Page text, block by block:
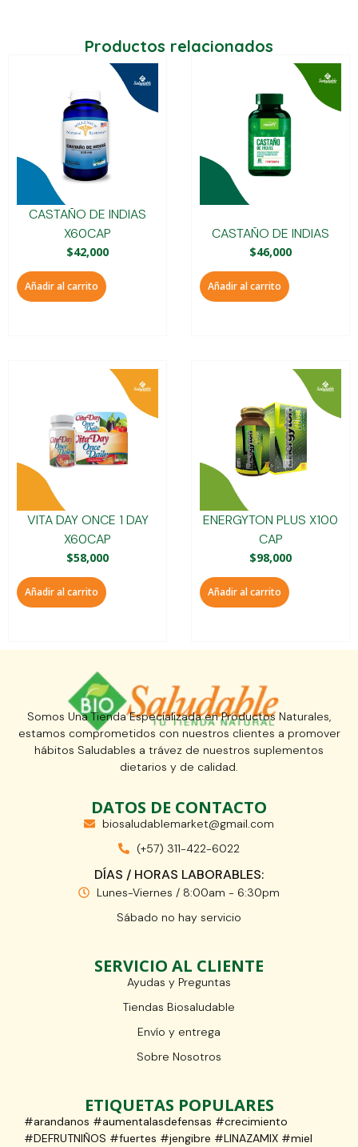
Productos relacionados
CASTAÑO DE INDIAS
X60CAP
$42,000
Añadir al carrito
CASTAÑO DE INDIAS
$46,000
Añadir al carrito
VITA DAY ONCE 1 DAY
X60CAP
$58,000
Añadir al carrito
ENERGYTON PLUS X100
CAP
$98,000
Añadir al carrito
Somos Una Tienda Especializada en Productos Naturales,
estamos comprometidos con nuestros clientes a promover
hábitos Saludables a trávez de nuestros suplementos
dietarios y de calidad.
DATOS DE CONTACTO
biosaludablemarket@gmail.com
(+57) 311-422-6022
DÍAS / HORAS LABORABLES:
Lunes-Viernes / 8:00am - 6:30pm
Sábado no hay servicio
SERVICIO AL CLIENTE
Ayudas y Preguntas
Tiendas Biosaludable
Envío y entrega
Sobre Nosotros
ETIQUETAS POPULARES
#arandanos #aumentalasdefensas #crecimiento
#DEFRUTNIÑOS #fuertes #jengibre #LINAZAMIX #miel